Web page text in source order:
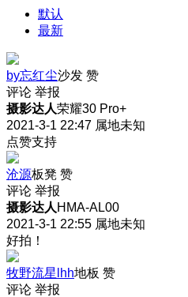
默认
最新
by忘红尘沙发 赞
评论 举报
摄影达人荣耀30 Pro+
2021-3-1 22:47 属地未知
点赞支持
沧源板凳 赞
评论 举报
摄影达人 HMA-AL00
2021-3-1 22:55 属地未知
好拍！
牧野流星lhh地板 赞
评论 举报